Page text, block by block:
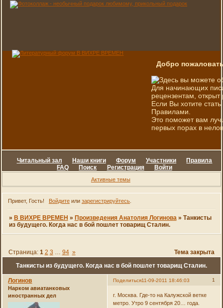
Добро
Здесь вы можете
Для начинающих
рецензентам, открыт
Если Вы хотите
Правилами.
Это поможет вам
первых порах в
Читальный зал Наши книги Форум Участники
Правила
FAQ
Поиск Регистрация Войти
Активные темы
Привет, Гость! Войдитеили зарегистрируйтесь.
» В ВИХРЕ ВРЕМЕН » Произведения Анатолия Логинова » Танкисты
из будущего. Когда нас в бой пошлет товарищ Сталин.
Танкисты из будущего. Когда нас в бой пошлет товарищ Сталин.
Страница: 1 2 3 … 94 » Тема закрыта
Поделиться 1
11-09-2011 18:46:03
Логинов
Нарком авиатанковых
иностранных дел
г. Москва. Где-то на Калужской ветке
метро. Утро 9 сентября 20… года.